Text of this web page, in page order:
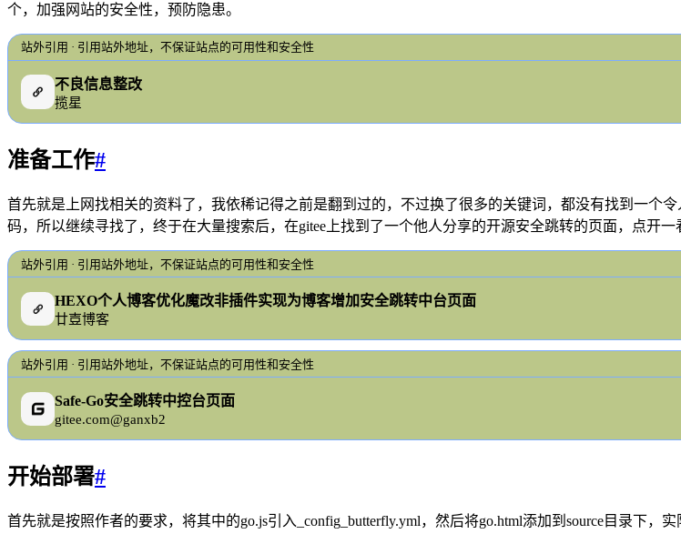
个，加强网站的安全性，预防隐患。
站外引用 · 引用站外地址，不保证站点的可用性和安全性
不良信息整改
揽星
准备工作#
首先就是上网找相关的资料了，我依稀记得之前是翻到过的，不过换了很多的关键词，都没有找到一个
码，所以继续寻找了，终于在大量搜索后，在gitee上找到了一个他人分享的开源安全跳转的页面，点开
站外引用 · 引用站外地址，不保证站点的可用性和安全性
HEXO个人博客优化魔改非插件实现为博客增加安全跳转中台页面
廿壴博客
站外引用 · 引用站外地址，不保证站点的可用性和安全性
Safe-Go安全跳转中控台页面
gitee.com@ganxb2
开始部署#
首先就是按照作者的要求，将其中的go.js引入_config_butterfly.yml，然后将go.html添加到source目录下